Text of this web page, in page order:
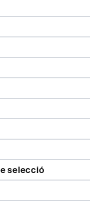
selecció